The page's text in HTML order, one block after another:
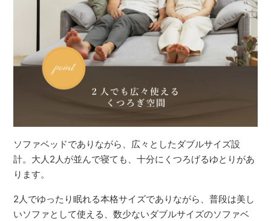
ソファベッドでありながら、広々としたダブルサイズ設
計。大人2人が並んで寝ても、十分にくつろげるゆとりがあ
ります。
2人でゆったり眠れる本格サイズでありながら、普段は美し
いソファとして使える、数少ないダブルサイズのソファベ